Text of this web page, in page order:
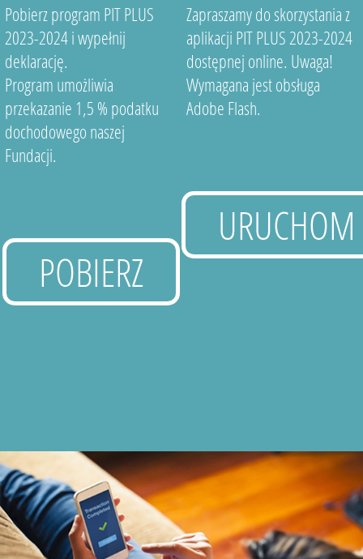
Pobierz program PIT PLUS
2023-2024 i wypełnij
deklarację.
Program umożliwia
przekazanie 1,5 % podatku
dochodowego naszej
Fundacji.
POBIERZ
Zapraszamy do skorzystania z
aplikacji PIT PLUS 2023-2024
dostępnej online. Uwaga!
Wymagana jest obsługa
Adobe Flash.
URUCHOM